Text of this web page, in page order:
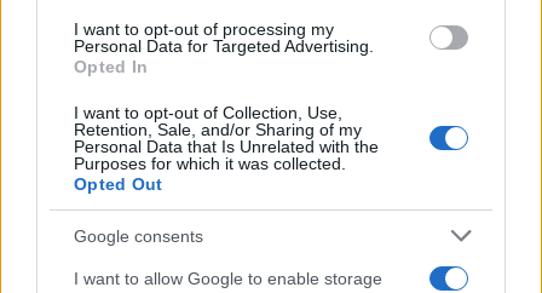
consent section.
I want to opt-out of processing my
Personal Data for Targeted Advertising.
Opted In
I want to opt-out of Collection, Use,
Retention, Sale, and/or Sharing of my
Personal Data that Is Unrelated with the
Purposes for which it was collected.
Opted Out
Google consents
I want to allow Google to enable storage